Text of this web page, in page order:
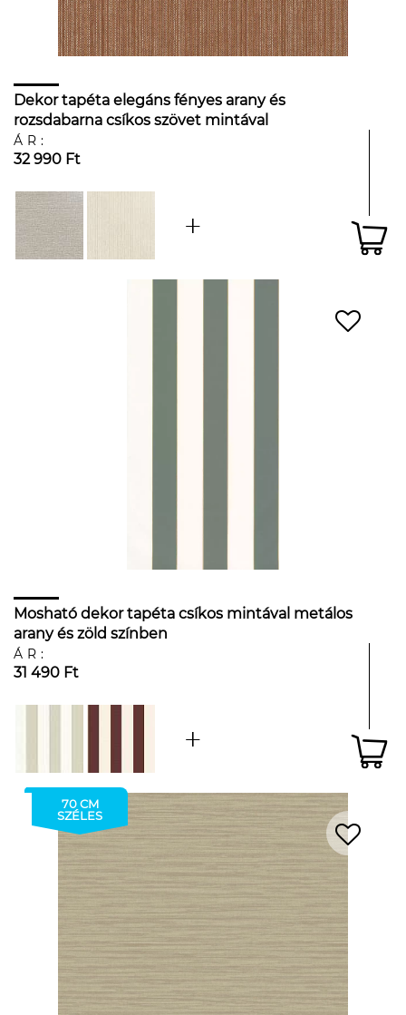
Dekor tapéta elegáns fényes arany és
rozsdabarna csíkos szövet mintával
ÁR:
32 990 Ft
Mosható dekor tapéta csíkos mintával metálos
arany és zöld színben
ÁR:
31 490 Ft
70 CM
SZÉLES